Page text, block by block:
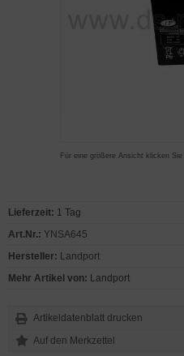
Für eine größere Ansicht klicken
Lieferzeit: 1 Tag
Art.Nr.: YNSA645
Hersteller: Landport
Mehr Artikel von: Landport
Artikeldatenblatt drucken